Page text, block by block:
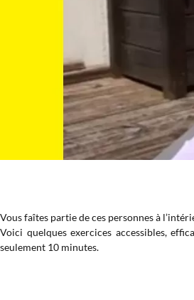
Vous faîtes partie de ces personnes à
Voici quelques exercices accessibles,
seulement 10 minutes.